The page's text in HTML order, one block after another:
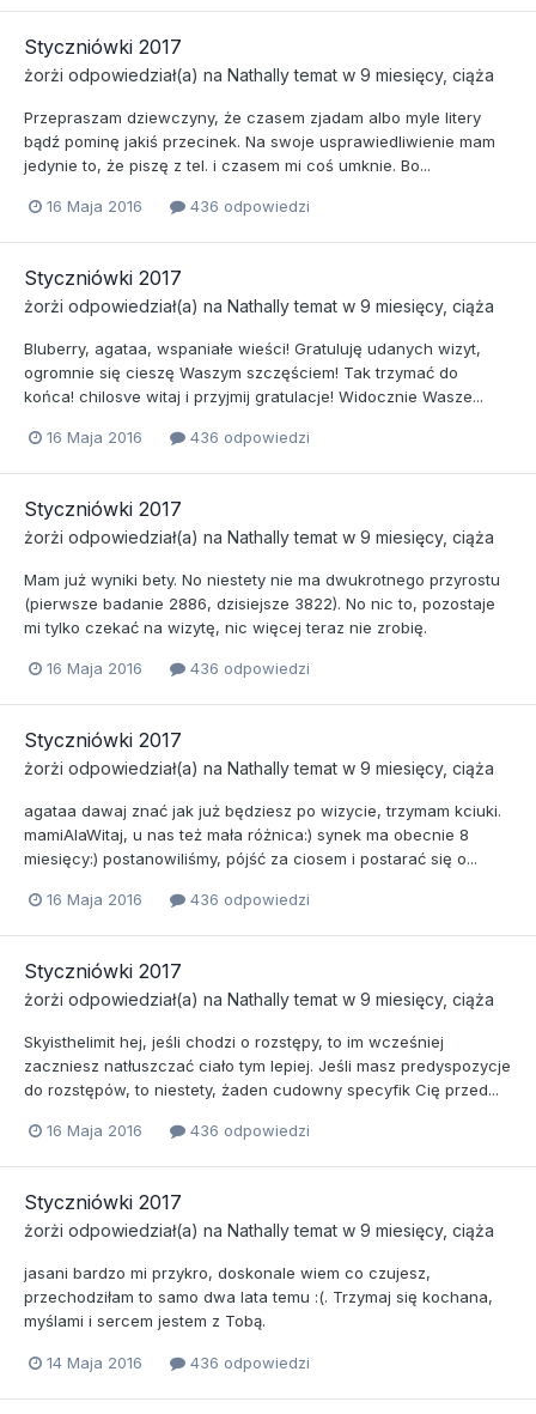
Styczniówki 2017
żorżi odpowiedział(a) na Nathallytemat w 9 miesięcy, ciąża
Przepraszam dziewczyny, że czasem zjadam albo myle litery
bądź pominę jakiś przecinek. Na swoje usprawiedliwienie mam
jedynie to, że piszę z tel. i czasem mi coś umknie. Bo...
16 Maja 2016 436 odpowiedzi
Styczniówki 2017
żorżi odpowiedział(a) na Nathallytemat w 9 miesięcy, ciąża
Bluberry, agataa, wspaniałe wieści! Gratuluję udanych wizyt,
ogromnie się cieszę Waszym szczęściem! Tak trzymać do
końca! chilosve witaj i przyjmij gratulacje! Widocznie Wasze...
16 Maja 2016 436 odpowiedzi
Styczniówki 2017
żorżi odpowiedział(a) na Nathallytemat w 9 miesięcy, ciąża
Mam już wyniki bety. No niestety nie ma dwukrotnego przyrostu
(pierwsze badanie 2886, dzisiejsze 3822). No nic to, pozostaje
mi tylko czekać na wizytę, nic więcej teraz nie zrobię.
16 Maja 2016 436 odpowiedzi
Styczniówki 2017
żorżi odpowiedział(a) na Nathallytemat w 9 miesięcy, ciąża
agataa dawaj znać jak już będziesz po wizycie, trzymam kciuki.
mamiAlaWitaj, u nas też mała różnica:) synek ma obecnie 8
miesięcy:) postanowiliśmy, pójść za ciosem i postarać się o...
16 Maja 2016 436 odpowiedzi
Styczniówki 2017
żorżi odpowiedział(a) na Nathallytemat w 9 miesięcy, ciąża
Skyisthelimit hej, jeśli chodzi o rozstępy, to im wcześniej
zaczniesz natłuszczać ciało tym lepiej. Jeśli masz predyspozycje
do rozstępów, to niestety, żaden cudowny specyfik Cię przed...
16 Maja 2016 436 odpowiedzi
Styczniówki 2017
żorżi odpowiedział(a) na Nathallytemat w 9 miesięcy, ciąża
jasani bardzo mi przykro, doskonale wiem co czujesz,
przechodziłam to samo dwa lata temu :(. Trzymaj się kochana,
myślami i sercem jestem z Tobą.
14 Maja 2016 436 odpowiedzi